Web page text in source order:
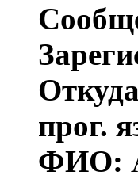
прог.
ФИО: